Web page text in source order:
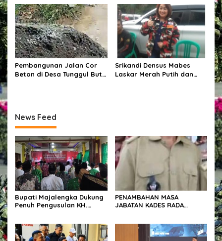
Intimidasi Terhadap Dirinya
Yang Dilakukan Oleh
Beberapa Orang Massa
Berjumlah Sekitar 50
Orang
PENYELUNDUPAN 1,3 TON
KETAMINE DI PERAIRAN
BATAM
Pembangunan Jalan Cor
Beton di Desa Tunggul Bute
Srikandi Densus Mabes
Laskar Merah Putih dan
News Feed
Bupati Majalengka Dukung
Penuh Pengusulan KH.
PENAMBAHAN MASA
JABATAN KADES RADA
2021-2022 DAN POTONGAN
BLT EKSTRIM.